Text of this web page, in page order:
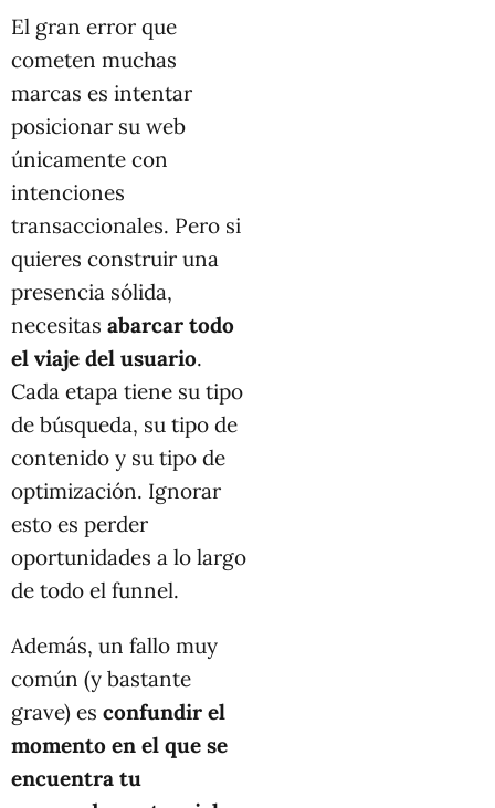
El gran error que
cometen muchas
marcas es intentar
posicionar su web
únicamente con
intenciones
transaccionales. Pero si
quieres construir una
presencia sólida,
necesitas abarcar todo
el viaje del usuario.
Cada etapa tiene su tipo
de búsqueda, su tipo de
contenido y su tipo de
optimización. Ignorar
esto es perder
oportunidades a lo largo
de todo el funnel.
Además, un fallo muy
común (y bastante
grave) es confundir el
momento en el que se
encuentra tu